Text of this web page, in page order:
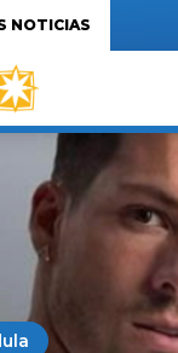
NOTICIAS